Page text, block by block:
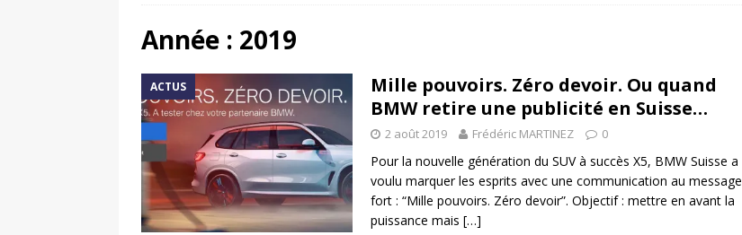
[ 6 juillet 2025 ]
[ 11 avril 2020 ] #StayHome : Honda dévoile un spot publicitaire… confiné! ACTUS
Année : 2019
ACTUS
Mille pouvoirs. Zéro devoir. Ou quand
BMW retire une publicité en Suisse…
2 août 2019 Frédéric MARTINEZ 0
Pour la nouvelle génération du SUV à succès X5, BMW Suisse a
voulu marquer les esprits avec une communication au message
fort : “Mille pouvoirs. Zéro devoir”. Objectif : mettre en avant la
puissance mais […]